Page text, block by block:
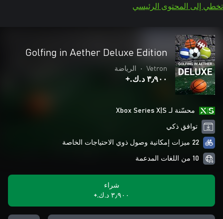
تخطي إلى المحتوى الرئيسي
Golfing in Aether Deluxe Edition
Vetron
• الرياضة
٣٫٩٠٠ د.ك.‏+
محسّنة لـ Xbox Series X|S
توافق ذكي
22 ميزات إمكانية وصول ذوي الاحتياجات الخاصة
10 من اللغات المدعمة
شراء
٣٫٩٠٠ د.ك.‏+